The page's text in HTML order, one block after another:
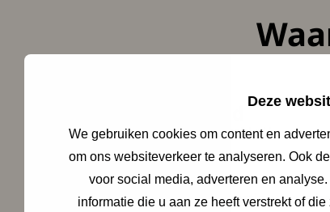
Deze
We gebruiken cookies om content en
om ons websiteverkeer te analyseren. Ook
voor social media, adverteren en
informatie die u aan ze heeft verstrekt of
http://www.hulpmiddelwereld.nl/
Deze link leidt naar een externe website
Dit is een suggestie waar je